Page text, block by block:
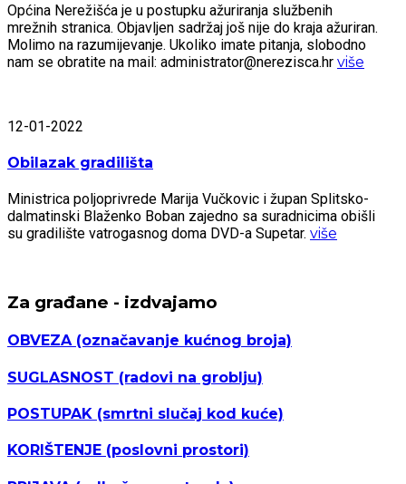
Općina Nerežišća je u postupku ažuriranja službenih
mrežnih stranica. Objavljen sadržaj još nije do kraja ažuriran.
Molimo na razumijevanje. Ukoliko imate pitanja, slobodno
nam se obratite na mail: administrator@nerezisca.hr više
12-01-2022
Obilazak gradilišta
Ministrica poljoprivrede Marija Vučkovic i župan Splitsko-
dalmatinski Blaženko Boban zajedno sa suradnicima obišli
su gradilište vatrogasnog doma DVD-a Supetar. više
Za građane - izdvajamo
OBVEZA(označavanje kućnog broja)
SUGLASNOST (radovi na groblju)
POSTUPAK (smrtni slučaj kod kuće)
KORIŠTENJE (poslovni prostori)